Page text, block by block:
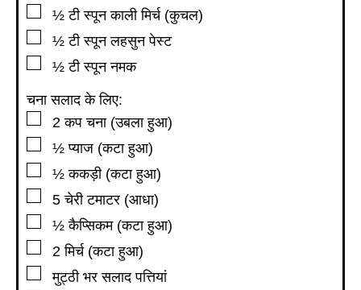
▢
½ टी स्पूनकाली मिर्च (कुचल)
▢
½ टी स्पूनलहसुन पेस्ट
▢
½ टी स्पूननमक
चना सलाद के लिए:
▢
2 कप चना (उबला हुआ)
▢
½ प्याज (कटा हुआ)
▢
½ ककड़ी (कटा हुआ)
▢
5 चेरी टमाटर (आधा)
▢
½ कैप्सिकम (कटा हुआ)
▢
2 मिर्च (कटा हुआ)
▢
मुट्ठी भर सलाद पत्तियां